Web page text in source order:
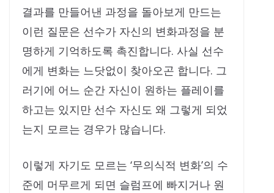
결과를 만들어낸 과정을 돌아보게 만드는
이런 질문은 선수가 자신의 변화과정을 분
명하게 기억하도록 촉진합니다. 사실 선수
에게 변화는 느닷없이 찾아오곤 합니다. 그
러기에 어느 순간 자신이 원하는 플레이를
하고는 있지만 선수 자신도 왜 그렇게 되었
는지 모르는 경우가 많습니다.
이렇게 자기도 모르는 ‘무의식적 변화’의 수
준에 머무르게 되면 슬럼프에 빠지거나 원